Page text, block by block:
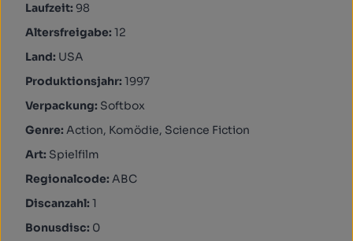
Laufzeit: 98
Altersfreigabe: 12
Land: USA
Produktionsjahr: 1997
Verpackung: Softbox
Genre: Action, Komödie, Science Fiction
Art: Spielfilm
Regionalcode: ABC
Discanzahl: 1
Bonusdisc: 0